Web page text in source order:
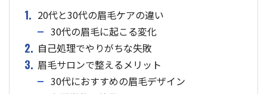
1. 20代と30代の眉毛ケアの違い
30代の眉毛に起こる変化
2. 自己処理でやりがちな失敗
3. 眉毛サロンで整えるメリット
30代におすすめの眉毛デザイン